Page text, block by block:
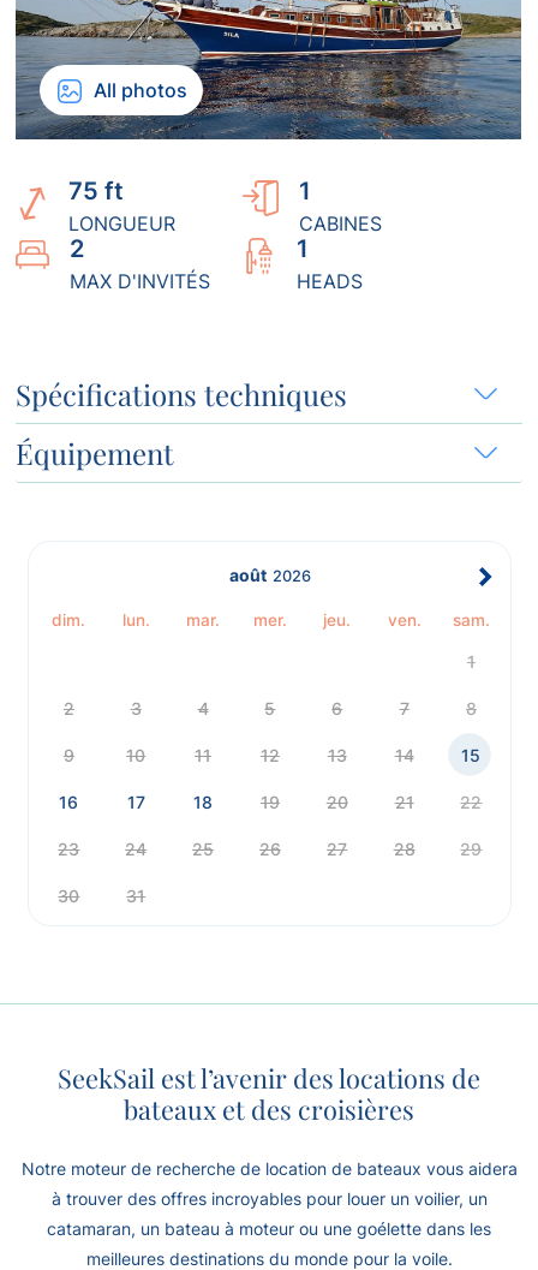
All photos
75 ft
LONGUEUR
1
CABINES
2
MAX D'INVITÉS
1
HEADS
Spécifications techniques
Équipement
août 2026
dim. lun. mar. mer. jeu. ven. sam.
1
2 3 4 5 6 7 8
9 10 11 12 13 14 15
16 17 18 19 20 21 22
23 24 25 26 27 28 29
30 31
SeekSail est l’avenir des locations de
bateaux et des croisières
Notre moteur de recherche de location de bateaux vous aidera
à trouver des offres incroyables pour louer un voilier, un
catamaran, un bateau à moteur ou une goélette dans les
meilleures destinations du monde pour la voile.